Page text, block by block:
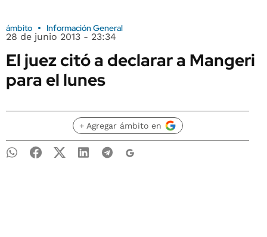
ámbito Información General
28 de junio 2013 - 23:34
El juez citó a declarar a Mangeri
para el lunes
+ Agregar ámbito en